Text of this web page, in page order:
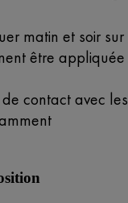
matin et soir
être
de contact avec